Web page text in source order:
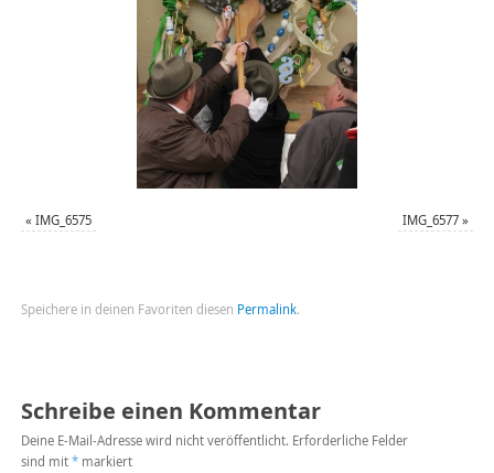
« IMG_6575 IMG_6577 »
Speichere in deinen Favoriten diesen Permalink.
Schreibe einen Kommentar
Deine E-Mail-Adresse wird nicht veröffentlicht. Erforderliche Felder
sind mit *markiert